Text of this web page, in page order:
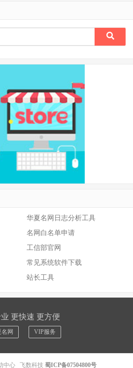
华夏名网日志分析工具
名网白名单申请
工信部官网
常见系统软件下载
站长工具
更快速 更方便
网 VIP服务
中心 飞数科技 蜀ICP备07504800号